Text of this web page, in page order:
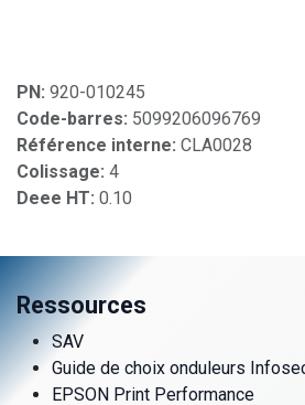
PN: 920-010245
Code-barres: 5099206096769
Référence interne: CLA0028
Colissage: 4
Deee HT: 0.10
Ressources
SAV
Guide de choix onduleurs
EPSON Print Performance